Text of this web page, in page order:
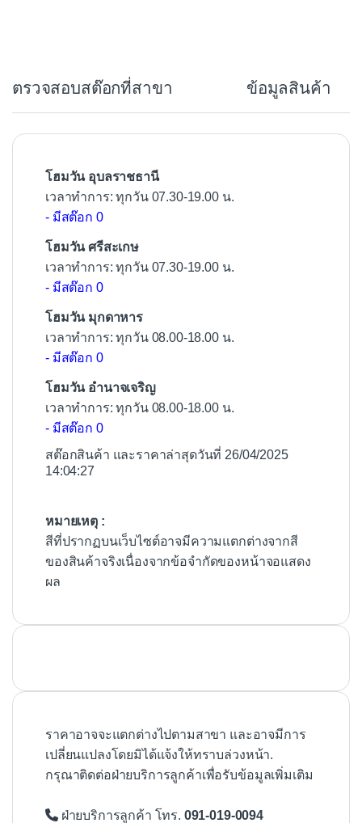
o
o
ตรวจสอบสต๊อกที่สาขา ข้อมูลสินค้า
โฮมวัน อุบลราชธานี
เวลาทำการ: ทุกวัน 07.30-19.00 น.
- มีสต๊อก 0
โฮมวัน ศรีสะเกษ
เวลาทำการ: ทุกวัน 07.30-19.00 น.
- มีสต๊อก 0
โฮมวัน มุกดาหาร
เวลาทำการ: ทุกวัน 08.00-18.00 น.
- มีสต๊อก 0
โฮมวัน อำนาจเจริญ
เวลาทำการ: ทุกวัน 08.00-18.00 น.
- มีสต๊อก 0
สต๊อกสินค้า และราคาล่าสุดวันที่ 26/04/2025
14:04:27
หมายเหตุ :
สีที่ปรากฏบนเว็บไซต์อาจมีความแตกต่างจากสี
ของสินค้าจริงเนื่องจากข้อจำกัดของหน้าจอแสดง
ผล
ราคาอาจจะแตกต่างไปตามสาขา และอาจมีการ
เปลี่ยนแปลงโดยมิได้แจ้งให้ทราบล่วงหน้า.
กรุณาติดต่อฝ่ายบริการลูกค้าเพื่อรับข้อมูลเพิ่มเติม
ฝ่ายบริการลูกค้า โทร. 091-019-0094